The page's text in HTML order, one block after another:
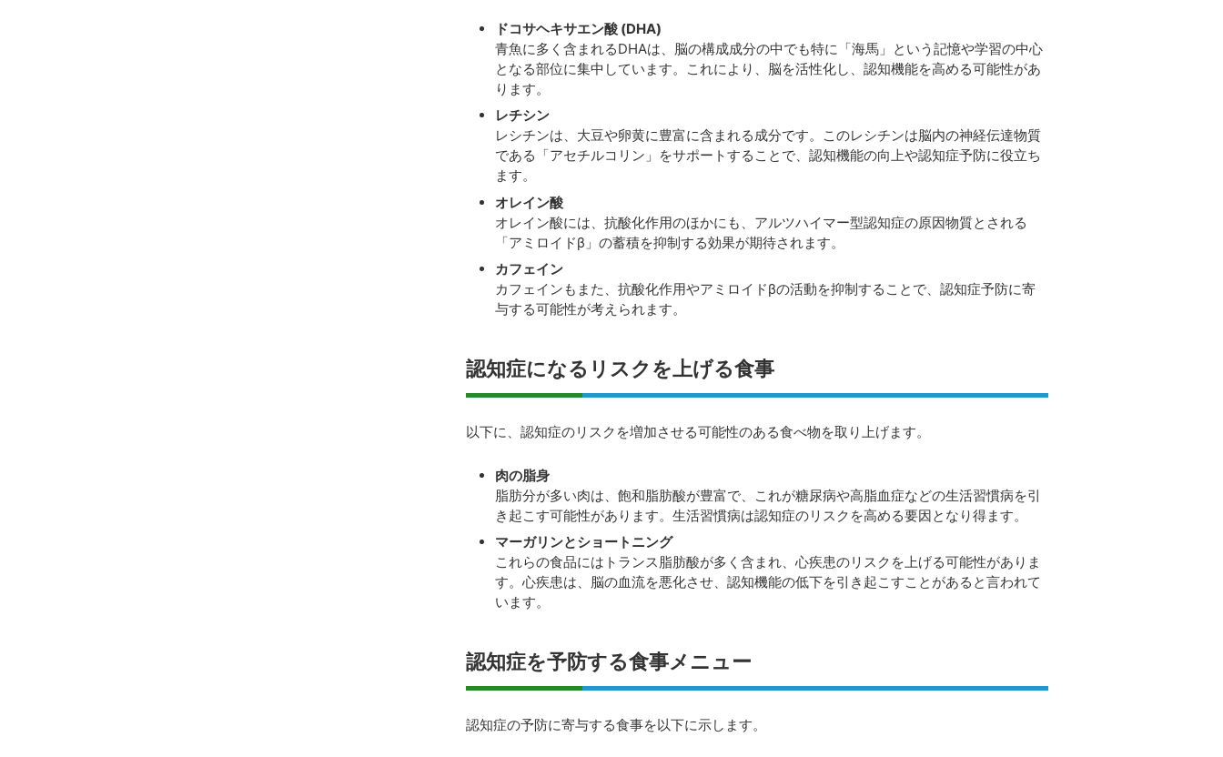
ドコサヘキサエン酸 (DHA)
青魚に多く含まれるDHAは、脳の構成成分の中でも特に「海馬」という記憶や学習の中心
となる部位に集中しています。これにより、脳を活性化し、認知機能を高める可能性があ
ります。
レチシン
レシチンは、大豆や卵黄に豊富に含まれる成分です。このレシチンは脳内の神経伝達物質
である「アセチルコリン」をサポートすることで、認知機能の向上や認知症予防に役立ち
ます。
オレイン酸
オレイン酸には、抗酸化作用のほかにも、アルツハイマー型認知症の原因物質とされる
「アミロイドβ」の蓄積を抑制する効果が期待されます。
カフェイン
カフェインもまた、抗酸化作用やアミロイドβの活動を抑制することで、認知症予防に寄
与する可能性が考えられます。
認知症になるリスクを上げる食事
以下に、認知症のリスクを増加させる可能性のある食べ物を取り上げます。
肉の脂身
脂肪分が多い肉は、飽和脂肪酸が豊富で、これが糖尿病や高脂血症などの生活習慣病を引
き起こす可能性があります。生活習慣病は認知症のリスクを高める要因となり得ます。
マーガリンとショートニング
これらの食品にはトランス脂肪酸が多く含まれ、心疾患のリスクを上げる可能性がありま
す。心疾患は、脳の血流を悪化させ、認知機能の低下を引き起こすことがあると言われて
います。
認知症を予防する食事メニュー
認知症の予防に寄与する食事を以下に示します。